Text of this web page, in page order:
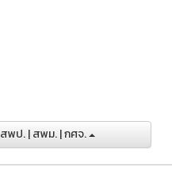
สพป. | สพม. | กศจ.